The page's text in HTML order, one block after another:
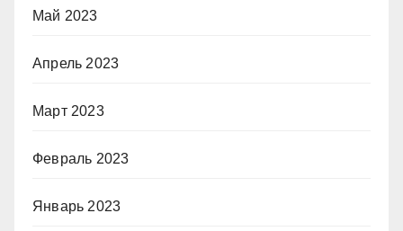
Май 2023
Апрель 2023
Март 2023
Февраль 2023
Январь 2023